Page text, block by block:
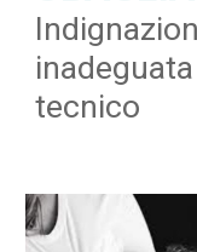
tecnico